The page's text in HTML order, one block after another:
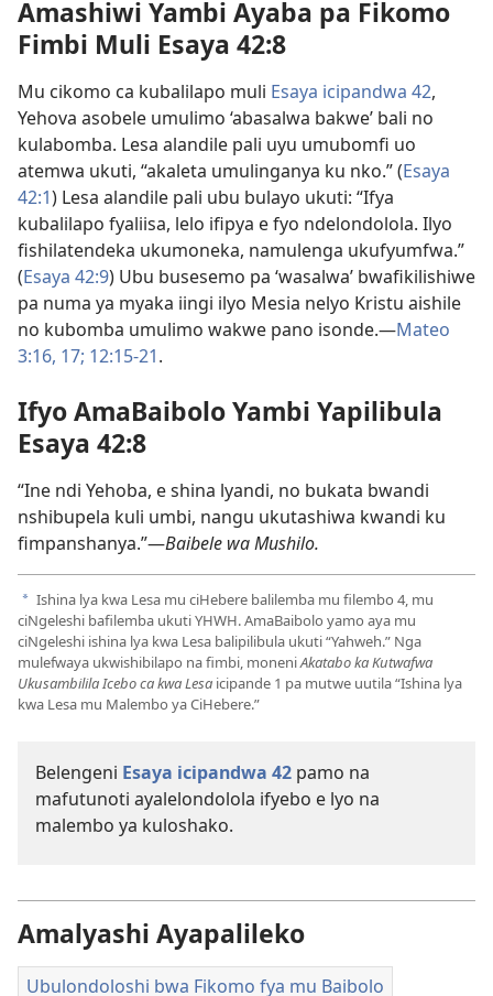
Amashiwi Yambi Ayaba pa Fikomo
Fimbi Muli Esaya 42:8
Mu cikomo ca kubalilapo muli Esaya icipandwa 42,
Yehova asobele umulimo ‘abasalwa bakwe’ bali no
kulabomba. Lesa alandile pali uyu umubomfi uo
atemwa ukuti, “akaleta umulinganya ku nko.” (Esaya
42:1) Lesa alandile pali ubu bulayo ukuti: “Ifya
kubalilapo fyaliisa, lelo ifipya e fyo ndelondolola. Ilyo
fishilatendeka ukumoneka, namulenga ukufyumfwa.”
(Esaya 42:9) Ubu busesemo pa ‘wasalwa’ bwafikilishiwe
pa numa ya myaka iingi ilyo Mesia nelyo Kristu aishile
no kubomba umulimo wakwe pano isonde.—Mateo
3:16, 17; 12:15-21.
Ifyo AmaBaibolo Yambi Yapilibula
Esaya 42:8
“Ine ndi Yehoba, e shina lyandi, no bukata bwandi
nshibupela kuli umbi, nangu ukutashiwa kwandi ku
fimpanshanya.”—Baibele wa Mushilo.
a Ishina lya kwa Lesa mu ciHebere balilemba mu filembo 4, mu
ciNgeleshi bafilemba ukuti YHWH. AmaBaibolo yamo aya mu
ciNgeleshi ishina lya kwa Lesa balipilibula ukuti “Yahweh.” Nga
mulefwaya ukwishibilapo na fimbi, moneniAkatabo ka Kutwafwa
Ukusambilila Icebo ca kwa Lesa icipande 1 pa mutwe uutila “Ishina lya
kwa Lesa mu Malembo ya CiHebere.”
Belengeni Esaya icipandwa 42 pamo na
mafutunoti ayalelondolola ifyebo e lyo na
malembo ya kuloshako.
Amalyashi Ayapalileko
Ubulondoloshi bwa Fikomo fya mu Baibolo